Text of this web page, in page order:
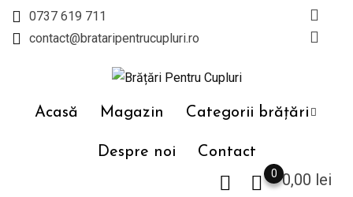
Skip
0737 619 711
contact@brataripentrucupluri.ro
Acasă Magazin Categorii brățări
Despre noi Contact
0,00 lei
0